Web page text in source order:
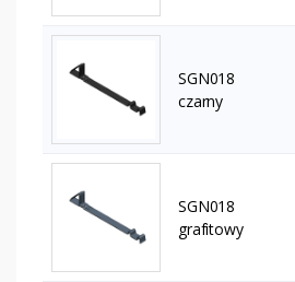
SGN018
czarny
SGN018
grafitowy